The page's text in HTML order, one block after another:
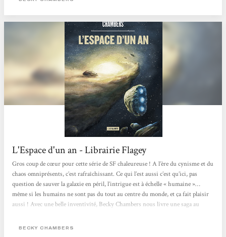
L'Espace d'un an - Librairie Flagey
Gros coup de cœur pour cette série de SF chaleureuse ! A l’ère du cynisme et du
chaos omniprésents, c’est rafraîchissant. Ce qui l’est aussi c’est qu’ici, pas
question de sauver la galaxie en péril, l’intrigue est à échelle « humaine »…
même si les humains ne sont pas du tout au centre du monde, et ça fait plaisir
aussi ! Avec une belle inventivité, Becky Chambers nous livre une saga au
vivre-ensemble et de tolérance dans un univers avec des races aliens...
BECKY CHAMBERS